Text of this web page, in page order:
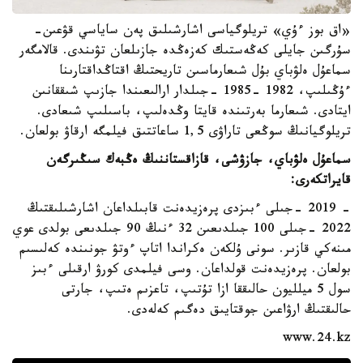
«اق بوز ءۇي» تريلوگياسى اشارشىلىق پەن ساياسي قۋعىن-
سۇرگىن جايلى كەڭەستىك كەزەڭدە جازىلعان تۋىندى. قالامگەر
سماعۇل ەلۋباي بۇل شىعارماسىن تاريحتىڭ اقتاڭداقتارىنا
ءۇڭىلىپ، 1982 -1985 -جىلدار ارالىعىندا جازىپ شىققانىن
ايتادى. شىعارما بەرتىندە قايتا وڭدەلىپ، باسىلىپ شىعادى.
تريلوگيانىڭ سوڭعى تاراۋى 1,5 ساعاتتىق فيلمگە ارقاۋ بولعان.
سماعۇل ەلۋباي، جازۋشى، قازاقستاننىڭ ەڭبەك سىڭىرگەن
قايراتكەرى:
- 2019 -جىلى ءبىزدى پرەزيدەنت قابىلداعان اشارشىلىقتىڭ
2022 -جىلى 100 جىلدىعىن 32 ءنىڭ 90 جىلدىعى بولدى عوي
مىنەكي قازىر. سونى ۇلكەن ەكراندا اتاپ ءوتۋ جونىندە كەلىسىم
بولعان. پرەزيدەنت قولداعان. وسى فيلمدى كورۋ ارقىلى ءبىز
سول 5 ميلليون حالىققا ازا تۇتىپ، تاعزىم ەتىپ، جارتى
حالىقتىڭ ارۋاعىن جوقتايىق دەگىم كەلەدى.
www.24.kz